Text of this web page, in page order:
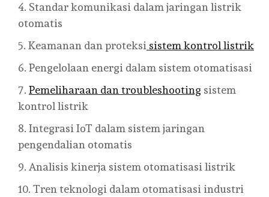
Standar komunikasi dalam jaringan listrik
otomatis
Keamanan dan proteksi sistem kontrol listrik
Pengelolaan energi dalam sistem otomatisasi
Pemeliharaan dan troubleshooting sistem
kontrol listrik
Integrasi IoT dalam sistem jaringan
pengendalian otomatis
Analisis kinerja sistem otomatisasi listrik
Tren teknologi dalam otomatisasi industri